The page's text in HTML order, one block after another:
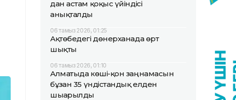
дан астам қоқыс үйіндісі
анықталды
06 тамыз 2026, 01:25
Ақтөбедегі дөнерханада өрт
шықты
06 тамыз 2026, 01:10
Алматыда көші-қон заңнамасын
бұзған 35 үндістандық елден
шығарылды